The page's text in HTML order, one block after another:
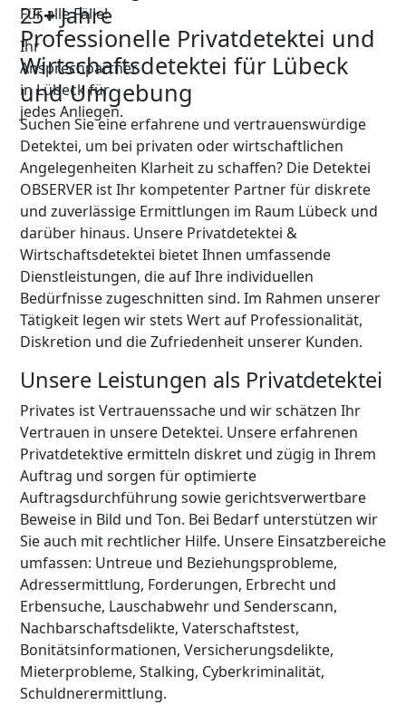
25+Jahre
Ihr
Ansprechpartner
in Lübeck für
jedes Anliegen.
Für alle Fälle!
Professionelle Privatdetektei und
Wirtschaftsdetektei für Lübeck
und Umgebung
Suchen Sie eine erfahrene und vertrauenswürdige
Detektei, um bei privaten oder wirtschaftlichen
Angelegenheiten Klarheit zu schaffen? Die Detektei
OBSERVER ist Ihr kompetenter Partner für diskrete
und zuverlässige Ermittlungen im Raum Lübeck und
darüber hinaus. Unsere Privatdetektei &
Wirtschaftsdetektei bietet Ihnen umfassende
Dienstleistungen, die auf Ihre individuellen
Bedürfnisse zugeschnitten sind. Im Rahmen unserer
Tätigkeit legen wir stets Wert auf Professionalität,
Diskretion und die Zufriedenheit unserer Kunden.
Unsere Leistungen als Privatdetektei
Privates ist Vertrauenssache und wir schätzen Ihr
Vertrauen in unsere Detektei. Unsere erfahrenen
Privatdetektive ermitteln diskret und zügig in Ihrem
Auftrag und sorgen für optimierte
Auftragsdurchführung sowie gerichtsverwertbare
Beweise in Bild und Ton. Bei Bedarf unterstützen wir
Sie auch mit rechtlicher Hilfe. Unsere Einsatzbereiche
umfassen: Untreue und Beziehungsprobleme,
Adressermittlung, Forderungen, Erbrecht und
Erbensuche, Lauschabwehr und Senderscann,
Nachbarschaftsdelikte, Vaterschaftstest,
Bonitätsinformationen, Versicherungsdelikte,
Mieterprobleme, Stalking, Cyberkriminalität,
Schuldnerermittlung.